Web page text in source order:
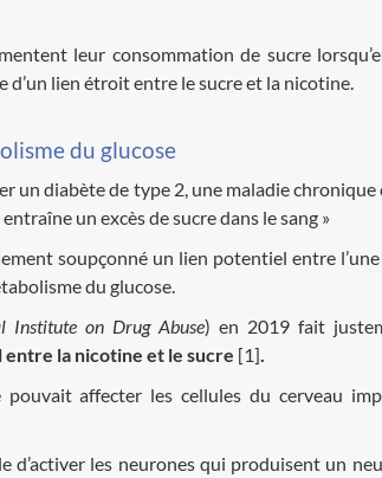
leur consommation de sucre
d’un lien étroit entre le sucre et la nicotine.
du glucose
un diabète de type 2, une maladie
un excès de sucre dans le sang »
soupçonné un lien potentiel entre
du glucose.
Institute on Drug Abuse) en 2019 fait
la nicotine et le sucre [1]
affecter les cellules du cerveau
d’activer les neurones qui produisent un